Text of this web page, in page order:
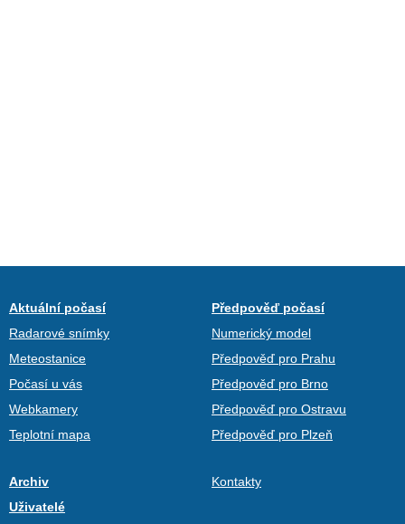
Aktuální počasí
Radarové snímky
Meteostanice
Počasí u vás
Webkamery
Teplotní mapa
Předpověď počasí
Numerický model
Předpověď pro Prahu
Předpověď pro Brno
Předpověď pro Ostravu
Předpověď pro Plzeň
Archiv
Uživatelé
Kontakty